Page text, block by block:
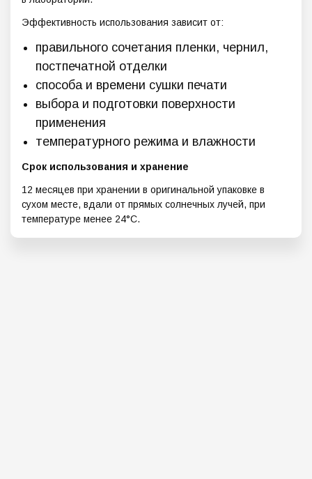
Эффективность использования зависит от:
правильного сочетания пленки, чернил,
постпечатной отделки
способа и времени сушки печати
выбора и подготовки поверхности
применения
температурного режима и влажности
Срок использования и хранение
12 месяцев при хранении в оригинальной упаковке в
сухом месте, вдали от прямых солнечных лучей, при
температуре менее 24°C.